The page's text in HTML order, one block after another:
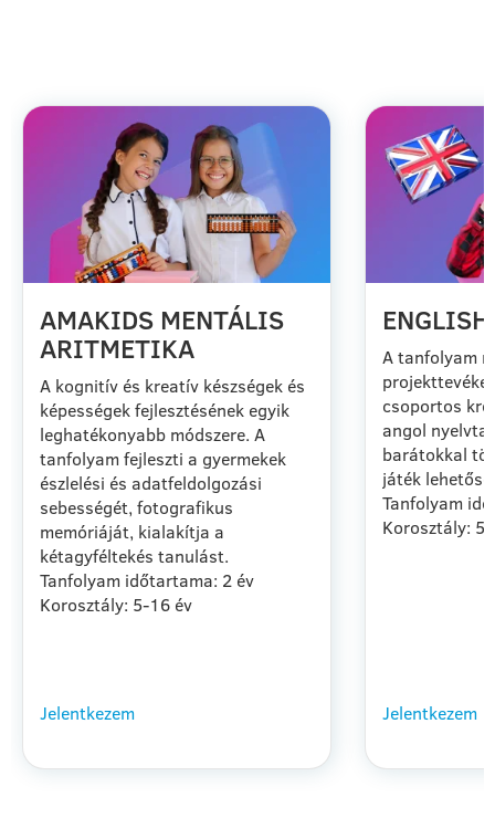
AMAKIDS MENTÁLIS
ARITMETIKA
A kognitív és kreatív készségek és
képességek fejlesztésének egyik
leghatékonyabb módszere. A
tanfolyam fejleszti a gyermekek
észlelési és adatfeldolgozási
sebességét, fotografikus
memóriáját, kialakítja a
kétagyféltekés tanulást.
Tanfolyam időtartama: 2 év
Korosztály: 5-16 év
Jelentkezem
A tanfolyam
csoportos
angol
barátokkal
játék
Tanfolyam
Korosztály:
Jelentkezem